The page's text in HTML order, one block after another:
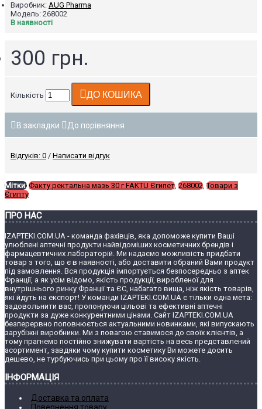
Виробник: AUG Pharma
Модель: 268002
В наявності
300 грн.
Кількість ДО КОШИКА
В закладки До порівняння
Відгуків: 0 / Написати відгук
Мітки: Факту ректальна мазь 30 г FAKTU Єгипет, 268002,Товари з
Єгипту
ПРО НАС
IZAPTEKI.COM.UA - команда фахівців, яка допоможе купити Ваші
улюблені аптечні продукти найвідоміших косметичних брендів і
фармацевтичних лабораторій. Ми надаємо можливість придбати
товар з того, що є в наявності, або доставити обраний Вами продукт
під замовлення. Вся продукція імпортується безпосередньо з аптек
Франції, а як усім відомо, якість продукції, виробленої для
внутрішнього ринку Франції та ЄС, набагато вища, ніж якість товарів,
які йдуть на експорт! У команди IZAPTEKI.COM.UA є тільки одна мета:
задовольнити вас, пропонуючи цільові та ефективні аптечні
продукти за дуже конкурентними цінами. Сайт IZAPTEKI.COM.UA
безперервно поповнюється актуальними новинками, які випускають
зарубіжні виробники. Ми з повагою ставимося до своїх клієнтів, а
тому прагнемо постійно знижувати вартість на весь представлений
асортимент, завдяки чому купити косметику Ви можете досить
дешево, не турбуючись при цьому про її високу якість.
ІНФОРМАЦІЯ
Доставка та оплата